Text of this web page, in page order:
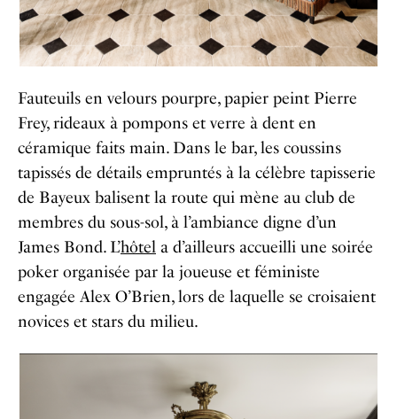
Fauteuils en velours pourpre, papier peint Pierre
Frey, rideaux à pompons et verre à dent en
céramique faits main. Dans le bar, les coussins
tapissés de détails empruntés à la célèbre tapisserie
de Bayeux balisent la route qui mène au club de
membres du sous-sol, à l’ambiance digne d’un
James Bond. L’hôtel a d’ailleurs accueilli une soirée
poker organisée par la joueuse et féministe
engagée Alex O’Brien, lors de laquelle se croisaient
novices et stars du milieu.